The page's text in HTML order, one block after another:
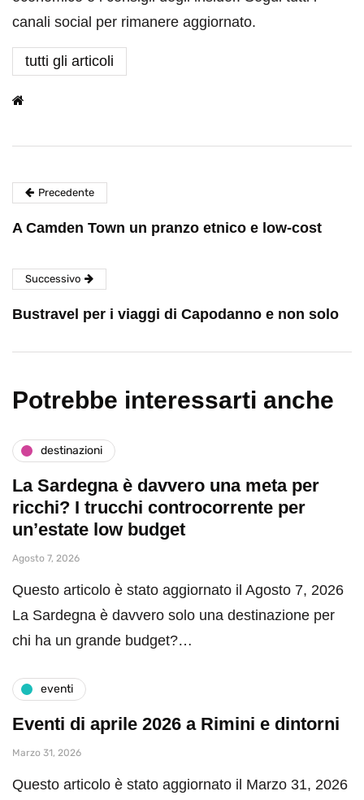
canali social per rimanere aggiornato.
tutti gli articoli
Precedente
A Camden Town un pranzo etnico e low-cost
Successivo
Bustravel per i viaggi di Capodanno e non solo
Potrebbe interessarti anche
destinazioni
La Sardegna è davvero una meta per
ricchi? I trucchi controcorrente per
un’estate low budget
Agosto 7, 2026
Questo articolo è stato aggiornato il Agosto 7, 2026
La Sardegna è davvero solo una destinazione per
chi ha un grande budget?…
eventi
Eventi di aprile 2026 a Rimini e dintorni
Marzo 31, 2026
Questo articolo è stato aggiornato il Marzo 31, 2026